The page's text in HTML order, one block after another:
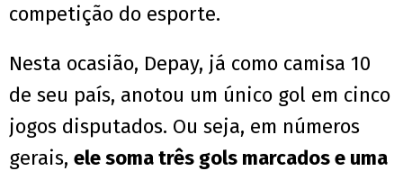
competição do esporte.
Nesta ocasião, Depay, já como camisa 10
de seu país, anotou um único gol em cinco
jogos disputados. Ou seja, em números
gerais, ele soma três gols marcados e uma